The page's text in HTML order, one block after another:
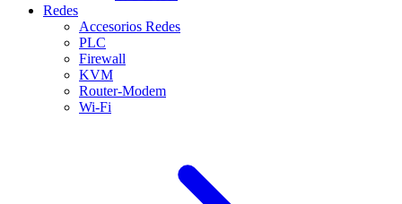
Redes
Accesorios Redes
PLC
Firewall
KVM
Router-Modem
Wi-Fi